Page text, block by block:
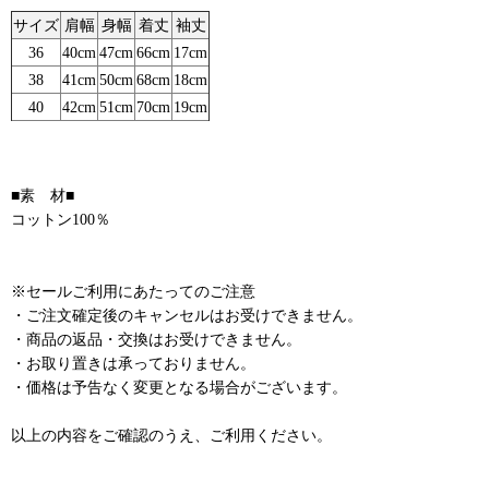
サイズ 肩幅 身幅 着丈 袖丈
36
40cm 47cm 66cm 17cm
38
41cm 50cm 68cm 18cm
40
42cm 51cm 70cm 19cm
■素 材■
コットン100％
※セールご利用にあたってのご注意
・ご注文確定後のキャンセルはお受けできません。
・商品の返品・交換はお受けできません。
・お取り置きは承っておりません。
・価格は予告なく変更となる場合がございます。
以上の内容をご確認のうえ、ご利用ください。